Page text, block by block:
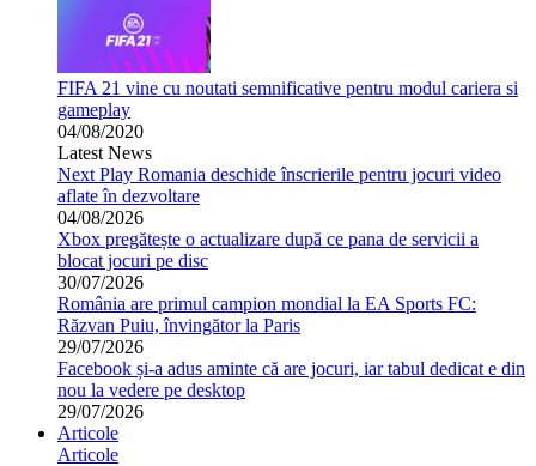
FIFA 21 vine cu noutati semnificative pentru modul cariera si
gameplay
04/08/2020
Latest News
Next Play Romania deschide înscrierile pentru jocuri video
aflate în dezvoltare
04/08/2026
Xbox pregătește o actualizare după ce pana de servicii a
blocat jocuri pe disc
30/07/2026
România are primul campion mondial la EA Sports FC:
Răzvan Puiu, învingător la Paris
29/07/2026
Facebook și-a adus aminte că are jocuri, iar tabul dedicat e din
nou la vedere pe desktop
29/07/2026
Articole
Articole